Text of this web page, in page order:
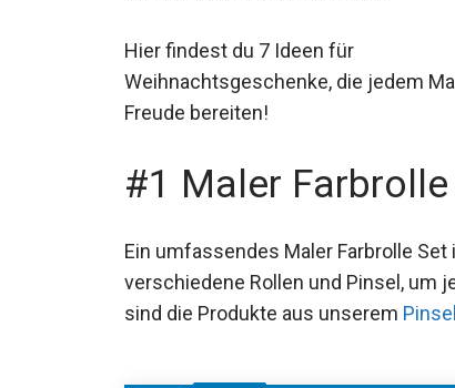
Hier findest du 7 Ideen für
Weihnachtsgeschenke, die jedem
Freude bereiten!
#1 Maler Farbrolle
Ein umfassendes Maler Farbrolle
verschiedene Rollen und Pinsel,
sind die Produkte aus unserem